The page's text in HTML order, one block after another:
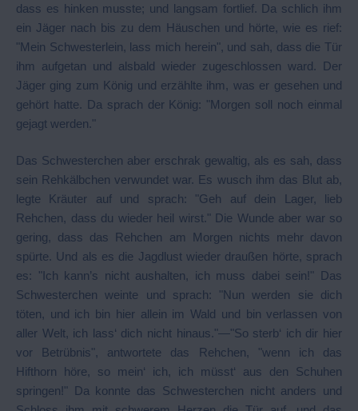
dass es hinken musste; und langsam fortlief. Da schlich ihm
ein Jäger nach bis zu dem Häuschen und hörte, wie es rief:
"Mein Schwesterlein, lass mich herein", und sah, dass die Tür
ihm aufgetan und alsbald wieder zugeschlossen ward. Der
Jäger ging zum König und erzählte ihm, was er gesehen und
gehört hatte. Da sprach der König: "Morgen soll noch einmal
gejagt werden."
Das Schwesterchen aber erschrak gewaltig, als es sah, dass
sein Rehkälbchen verwundet war. Es wusch ihm das Blut ab,
legte Kräuter auf und sprach: "Geh auf dein Lager, lieb
Rehchen, dass du wieder heil wirst." Die Wunde aber war so
gering, dass das Rehchen am Morgen nichts mehr davon
spürte. Und als es die Jagdlust wieder draußen hörte, sprach
es: "Ich kann’s nicht aushalten, ich muss dabei sein!" Das
Schwesterchen weinte und sprach: "Nun werden sie dich
töten, und ich bin hier allein im Wald und bin verlassen von
aller Welt, ich lass‘ dich nicht hinaus."—"So sterb‘ ich dir hier
vor Betrübnis", antwortete das Rehchen, "wenn ich das
Hifthorn höre, so mein‘ ich, ich müsst‘ aus den Schuhen
springen!" Da konnte das Schwesterchen nicht anders und